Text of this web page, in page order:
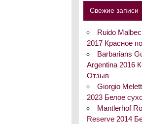
Свежие записи
Ruido
2017 Красное
Barbarians
Argentina 2016
Отзыв
Giorgio
2023 Белое
Mantlerhof
Reserve 2014